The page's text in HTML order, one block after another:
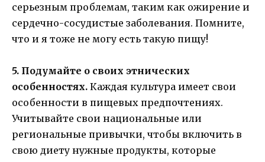
серьезным проблемам, таким как ожирение и
сердечно-сосудистые заболевания. Помните,
что и я тоже не могу есть такую пищу!
5. Подумайте о своих этнических
особенностях. Каждая культура имеет свои
особенности в пищевых предпочтениях.
Учитывайте свои национальные или
региональные привычки, чтобы включить в
свою диету нужные продукты, которые